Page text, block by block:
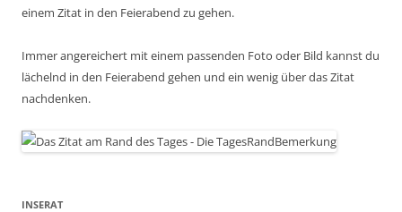
einem Zitat in den Feierabend zu gehen.
Immer angereichert mit einem passenden Foto oder Bild kannst du
lächelnd in den Feierabend gehen und ein wenig über das Zitat
nachdenken.
INSERAT